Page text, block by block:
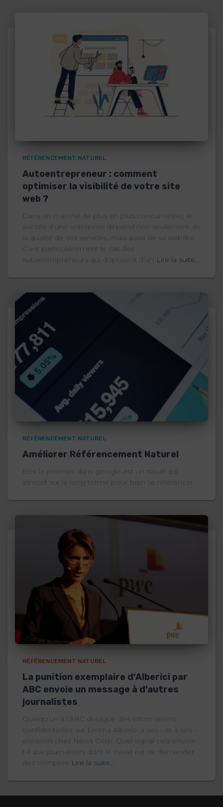
RÉFÉRENCEMENT NATUREL
Autoentrepreneur : comment
optimiser la visibilité de votre site
web ?
Dans un marché de plus en plus concurrentiel, le
succès d’une entreprise dépend non seulement de
la qualité de ses services, mais aussi de sa visibilité.
C’est particulièrement le cas des
autoentrepreneurs qui disposent d’un Lire la suite…
RÉFÉRENCEMENT NATUREL
Améliorer Référencement Naturel
Etre le premier dans google est un travail qui
s'inscrit sur le long terme pour bien se référencer.
RÉFÉRENCEMENT NATUREL
La punition exemplaire d’Alberici par
ABC envoie un message à d’autres
journalistes
Quelqu’un à l’ABC divulgue des informations
confidentielles sur Emma Alberici à ses – et à ses –
ennemis chez News Corp. Quel signal cela envoie-
t-il aux journalistes dont le travail est de demander
des comptes
Lire la suite…